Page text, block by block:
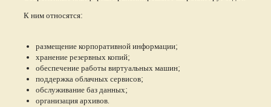
К ним относятся:
размещение корпоративной информации;
хранение резервных копий;
обеспечение работы виртуальных машин;
поддержка облачных сервисов;
обслуживание баз данных;
организация архивов.